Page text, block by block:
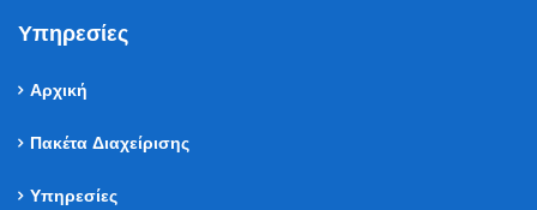
Υπηρεσίες
Αρχική
Πακέτα Διαχείρισης
Υπηρεσίες